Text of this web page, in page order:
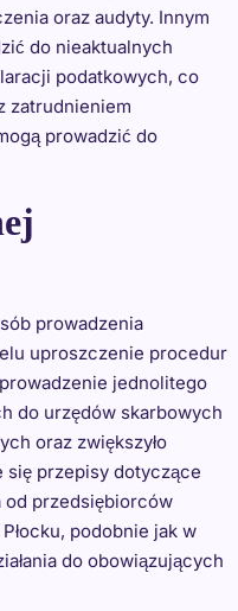
oraz audyty. Innym
do nieaktualnych
podatkowych, co
zatrudnieniem
prowadzić do
prowadzenia
uproszczenie procedur
jednolitego
do urzędów skarbowych
oraz zwiększyło
przepisy dotyczące
od przedsiębiorców
podobnie jak w
do obowiązujących